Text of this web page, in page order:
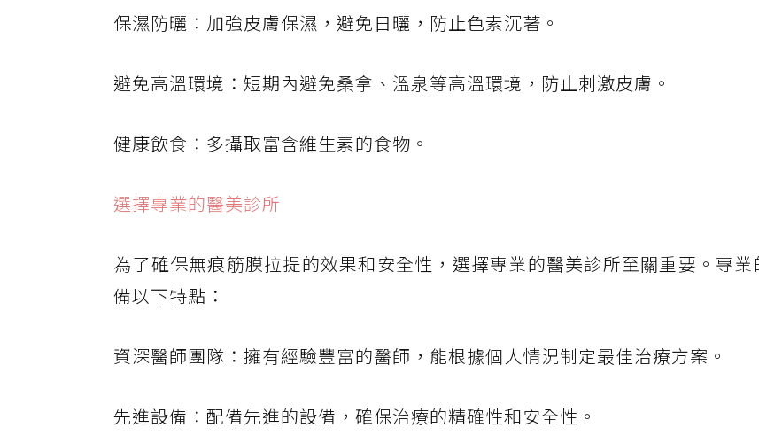
保濕防曬：加強皮膚保濕，避免日曬，防止色素沉著。
避免高溫環境：短期內避免桑拿、溫泉等高溫環境，防止刺激皮膚。
健康飲食：多攝取富含維生素的食物。
選擇專業的醫美診所
為了確保無痕筋膜拉提的效果和安全性，選擇專業的醫美診所至關重要。專業
備以下特點：
資深醫師團隊：擁有經驗豐富的醫師，能根據個人情況制定最佳治療方案。
先進設備：配備先進的設備，確保治療的精確性和安全性。